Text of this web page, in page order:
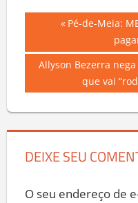
Navegação
de
Post
Previous
Pé-de-Meia:
Next
Allyson Bezerra
que vai
DEIXE SEU
O seu endereço de